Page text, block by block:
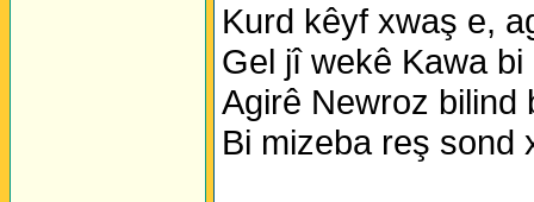
Kurd kêyf xwaş e,
Gel jî wekê Kawa
Agirê Newroz bilind
Bi mizeba reş sond